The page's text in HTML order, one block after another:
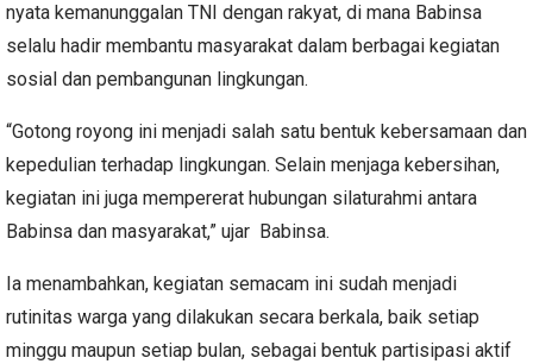
nyata kemanunggalan TNI dengan rakyat, di mana Babinsa
selalu hadir membantu masyarakat dalam berbagai kegiatan
sosial dan pembangunan lingkungan.
“Gotong royong ini menjadi salah satu bentuk kebersamaan dan
kepedulian terhadap lingkungan. Selain menjaga kebersihan,
kegiatan ini juga mempererat hubungan silaturahmi antara
Babinsa dan masyarakat,” ujar Babinsa.
Ia menambahkan, kegiatan semacam ini sudah menjadi
rutinitas warga yang dilakukan secara berkala, baik setiap
minggu maupun setiap bulan, sebagai bentuk partisipasi aktif